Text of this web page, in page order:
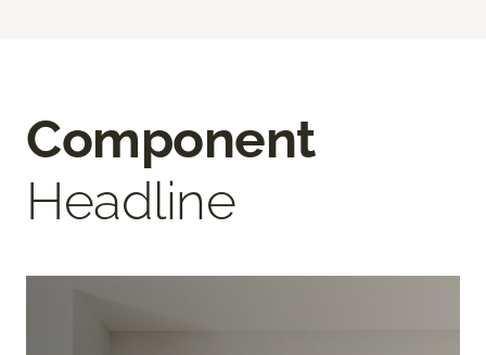
Component
Headline